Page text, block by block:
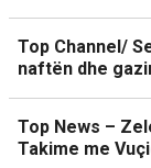
Top Channel/
naftën dhe
Top News –
Takime me